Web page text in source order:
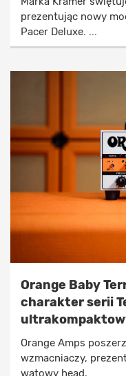
prezentując nowy
Pacer Deluxe. ...
Orange Baby
charakter serii
Orange Amps
wzmacniaczy,
watowy head, ...